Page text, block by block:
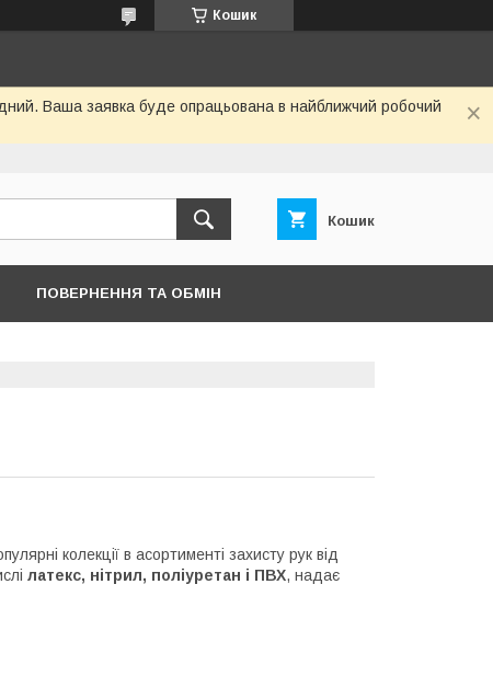
Кошик
Ваша заявка буде опрацьована в найближчий робочий
Кошик
ПОВЕРНЕННЯ ТА ОБМІН
колекції в асортименті захисту рук від
латекс, нітрил, поліуретан і ПВХ, надає